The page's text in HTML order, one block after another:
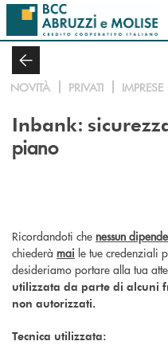
Salta al contenuto principale
NOVITÀ PRIVATI IMPRESE
Inbank:
piano
Ricordandoti che nessun
chiederà mai le tue credenziali
desideriamo portare alla tua
utilizzata da parte di alcuni
non autorizzati.
Tecnica utilizzata: